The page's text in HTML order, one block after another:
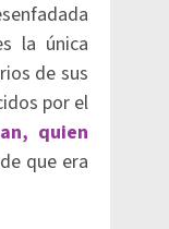
la única
de sus
por el
quien
que era